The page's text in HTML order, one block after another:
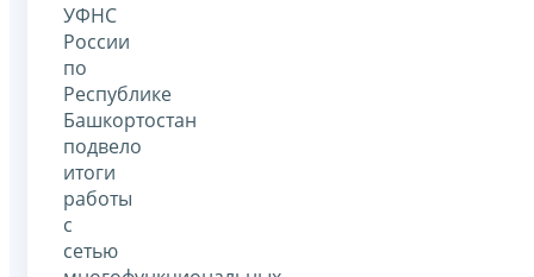
УФНС
России
по
Республике
Башкортостан
подвело
итоги
работы
с
сетью